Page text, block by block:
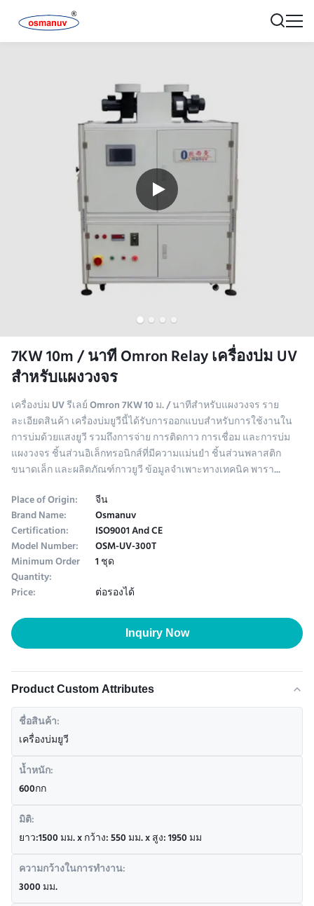
7KW 10m / นาที Omron Relay เครื่องบ่ม UV
สำหรับแผงวงจร
เครื่องบ่ม UV รีเลย์ Omron 7KW 10 ม. / นาทีสำหรับแผงวงจร ราย
ละเอียดสินค้า เครื่องบ่มยูวีนี้ได้รับการออกแบบสำหรับการใช้งานใน
การบ่มด้วยแสงยูวี รวมถึงการจ่าย การติดกาว การเชื่อม และการบ่ม
แผงวงจร ชิ้นส่วนอิเล็กทรอนิกส์ที่มีความแม่นยำ ชิ้นส่วนพลาสติก
ขนาดเล็ก และผลิตภัณฑ์กาวยูวี ข้อมูลจำเพาะทางเทคนิค พารา...
Place of Origin:
จีน
Brand Name: Osmanuv
Certification: ISO9001 And CE
Model Number: OSM-UV-300T
Minimum Order
Quantity:
1 ชุด
Price:
ต่อรองได้
Inquiry Now
Product Custom Attributes
ชื่อสินค้า:
เครื่องบ่มยูวี
น้ำหนัก:
600กก
มิติ:
ยาว:1500 มม. x กว้าง: 550 มม. x สูง: 1950 มม
ความกว้างในการทำงาน:
3000 มม.